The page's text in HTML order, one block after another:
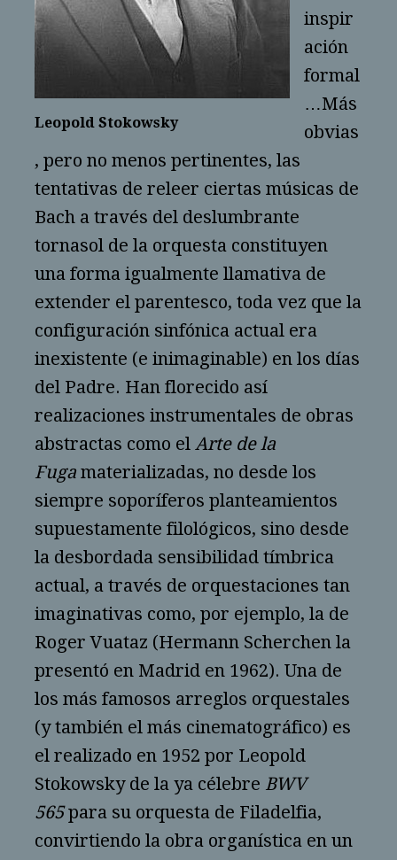
Leopold Stokowsky
inspir
ación
formal
…Más
obvias
, pero no menos pertinentes, las
tentativas de releer ciertas músicas de
Bach a través del deslumbrante
tornasol de la orquesta constituyen
una forma igualmente llamativa de
extender el parentesco, toda vez que la
configuración sinfónica actual era
inexistente (e inimaginable) en los días
del Padre. Han florecido así
realizaciones instrumentales de obras
abstractas como el Arte de la
Fuga materializadas, no desde los
siempre soporíferos planteamientos
supuestamente filológicos, sino desde
la desbordada sensibilidad tímbrica
actual, a través de orquestaciones tan
imaginativas como, por ejemplo, la de
Roger Vuataz (Hermann Scherchen la
presentó en Madrid en 1962). Una de
los más famosos arreglos orquestales
(y también el más cinematográfico) es
el realizado en 1952 por Leopold
Stokowsky de la ya célebre BWV
565para su orquesta de Filadelfia,
convirtiendo la obra organística en un